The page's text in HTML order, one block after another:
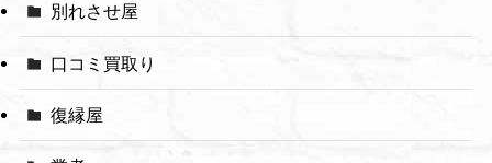
別れさせ屋
口コミ買取り
復縁屋